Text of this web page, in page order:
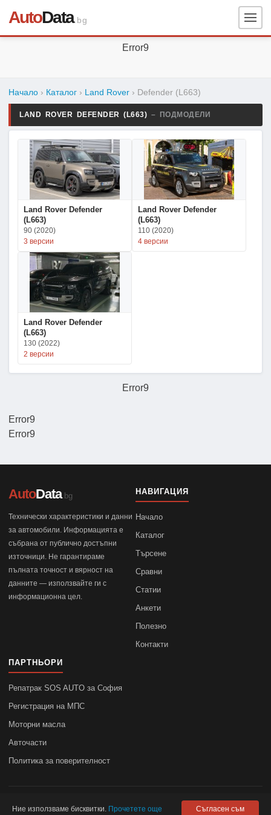
AutoData.bg
Error9
Error9
Начало › Каталог › Land Rover › Defender (L663)
LAND ROVER DEFENDER (L663) – ПОДМОДЕЛИ
Land Rover Defender
(L663)
90 (2020)
3 версии
Land Rover Defender
(L663)
110 (2020)
4 версии
Land Rover Defender
(L663)
130 (2022)
2 версии
Error9
Error9
AutoData.bg
Технически характеристики и данни
за автомобили. Информацията е
събрана от публично достъпни
източници. Не гарантираме
пълната точност и вярност на
данните — използвайте ги с
информационна цел.
НАВИГАЦИЯ
Начало
Каталог
Търсене
Сравни
Статии
Анкети
Полезно
Контакти
ПАРТНЬОРИ
Репатрак SOS AUTO за София
Регистрация на МПС
Моторни масла
Авточасти
Политика за поверителност
autodata.bg не носи отговорност за точността на данните.
Ние използваме бисквитки. Прочетете още Съгласен съм